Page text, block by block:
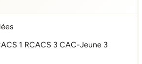
1 RCACS 3 CAC-Jeune 3